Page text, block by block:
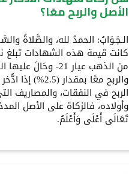
الأصل والربح معًا؟
الـجَـوَابُ: الحمدُ لله، والصَّلاةُ
من الذهب عيار 21-
والربح معًا
الربح في النفقات،
وأولاده، فالزكاة على الأصل
تَعَالَى أَعْلَى وَأَعْلَمُ.